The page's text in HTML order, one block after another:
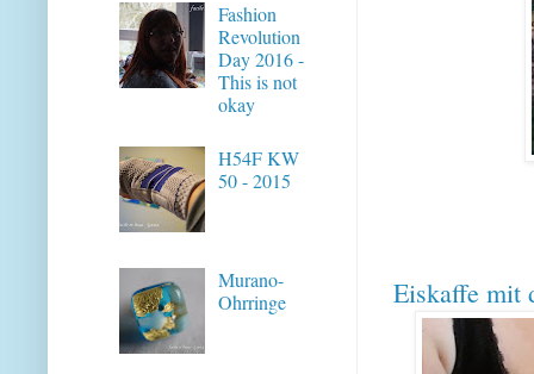
Eiskaffe mit
Fashion
Revolution
Day 2016 -
This is not
okay
H54F KW
50 - 2015
Murano-
Ohrringe